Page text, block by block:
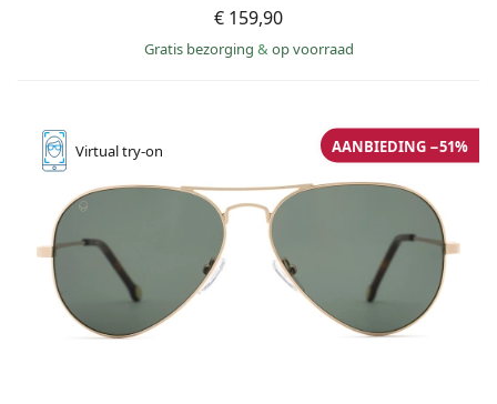
€ 159,90
Gratis bezorging & op voorraad
Virtualtry-on AANBIEDING −51%